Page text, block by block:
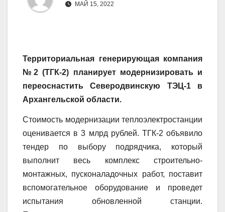
МАЙ 15, 2022
Территориальная генерирующая компания
№2 (ТГК-2) планирует модернизировать и
переоснастить Северодвинскую ТЭЦ-1 в
Архангельской области.
Стоимость модернизации теплоэлектростанции
оценивается в 3 млрд рублей. ТГК-2 объявило
тендер по выбору подрядчика, который
выполнит весь комплекс строительно-
монтажных, пусконаладочных работ, поставит
вспомогательное оборудование и проведет
испытания обновленной станции.